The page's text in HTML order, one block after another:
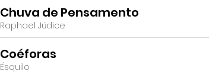
Chuva de Pensamento
Raphael Júdice
Coéforas
Ésquilo